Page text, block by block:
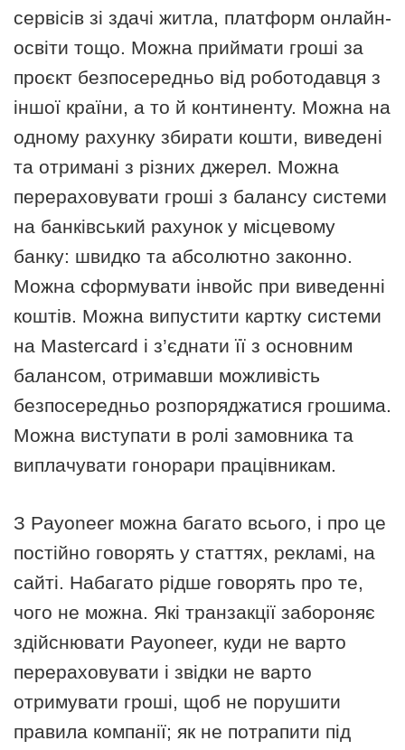
сервісів зі здачі житла, платформ онлайн-
освіти тощо. Можна приймати гроші за
проєкт безпосередньо від роботодавця з
іншої країни, а то й континенту. Можна на
одному рахунку збирати кошти, виведені
та отримані з різних джерел. Можна
перераховувати гроші з балансу системи
на банківський рахунок у місцевому
банку: швидко та абсолютно законно.
Можна сформувати інвойс при виведенні
коштів. Можна випустити картку системи
на Mastercard і з’єднати її з основним
балансом, отримавши можливість
безпосередньо розпоряджатися грошима.
Можна виступати в ролі замовника та
виплачувати гонорари працівникам.
З Payoneer можна багато всього, і про це
постійно говорять у статтях, рекламі, на
сайті. Набагато рідше говорять про те,
чого не можна. Які транзакції забороняє
здійснювати Payoneer, куди не варто
перераховувати і звідки не варто
отримувати гроші, щоб не порушити
правила компанії; як не потрапити під